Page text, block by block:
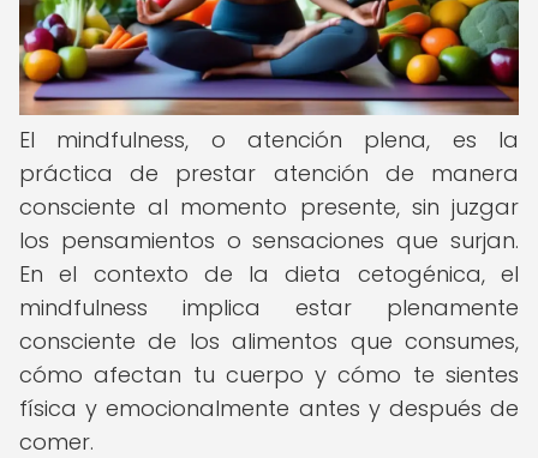
El mindfulness, o atención plena, es la
práctica de prestar atención de manera
consciente al momento presente, sin juzgar
los pensamientos o sensaciones que surjan.
En el contexto de la dieta cetogénica, el
mindfulness implica estar plenamente
consciente de los alimentos que consumes,
cómo afectan tu cuerpo y cómo te sientes
física y emocionalmente antes y después de
comer.